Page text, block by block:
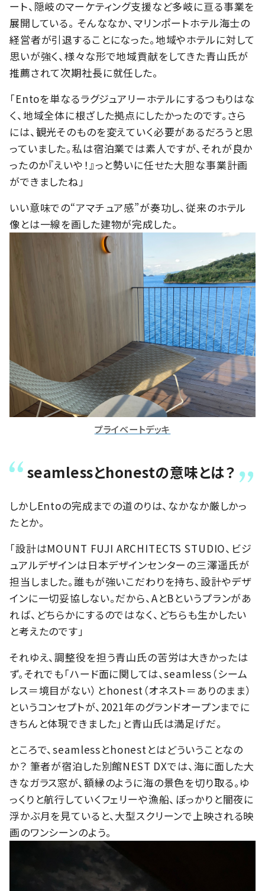
ート、隠岐のマーケティング支援など多岐に亘る事業を
展開している。 そんななか、マリンポートホテル海士の
経営者が引退することになった。地域やホテルに対して
思いが強く、様々な形で地域貢献をしてきた青山氏が
推薦されて次期社長に就任した。
「Entoを単なるラグジュアリーホテルにするつもりはな
く、地域全体に根ざした拠点にしたかったのです。さら
には、観光そのものを変えていく必要があるだろうと思
っていました。私は宿泊業では素人ですが、それが良か
ったのか『えいや！』っと勢いに任せた大胆な事業計画
ができましたね」
いい意味での“アマチュア感”が奏功し、従来のホテル
像とは一線を画した建物が完成した。
プライベートデッキ
seamlessとhonestの意味とは？
しかしEntoの完成までの道のりは、なかなか厳しかっ
たとか。
「設計はMOUNT FUJI ARCHITECTS STUDIO、ビジ
ュアルデザインは日本デザインセンターの三澤遥氏が
担当しました。誰もが強いこだわりを持ち、設計やデザ
インに一切妥協しない。だから、AとBというプランがあ
れば、どちらかにするのではなく、どちらも生かしたい
と考えたのです」
それゆえ、調整役を担う青山氏の苦労は大きかったは
ず。それでも「ハード面に関しては、seamless（シーム
レス＝境目がない）とhonest（オネスト＝ありのまま）
というコンセプトが、2021年のグランドオープンまでに
きちんと体現できました」と青山氏は満足げだ。
ところで、seamlessとhonestとはどういうことなの
か？ 筆者が宿泊した別館NEST DXでは、海に面した大
きなガラス窓が、額縁のように海の景色を切り取る。ゆ
っくりと航行していくフェリーや漁船、ぼっかりと闇夜に
浮かぶ月を見ていると、大型スクリーンで上映される映
画のワンシーンのよう。